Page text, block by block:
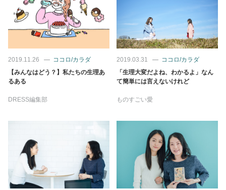
ゲーム
2019.11.26
ココロ/カラダ
【みんなはどう？】私たちの生理あ
るある
DRESS編集部
2019.03.31
ココロ/カラダ
「生理大変だよね、わかるよ」なん
て簡単には言えないけれど
ものすごい愛